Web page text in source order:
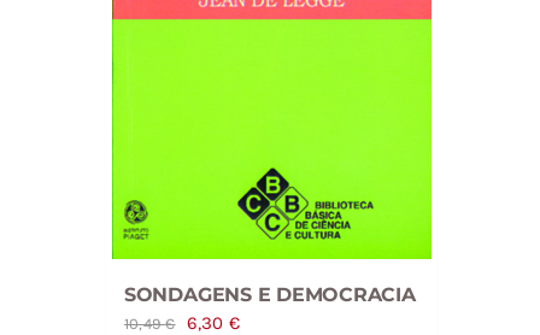
SONDAGENS E DEMOCRACIA
10,49€
O
6,30 €O